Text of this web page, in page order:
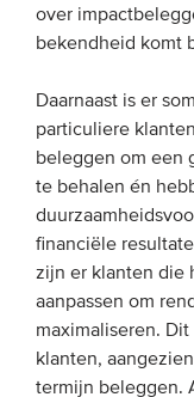
over
bekendheid komt
Daarnaast is er
particuliere
beleggen om een
te behalen én
financiële
zijn er klanten die
aanpassen om
maximaliseren.
klanten,
termijn beleggen.